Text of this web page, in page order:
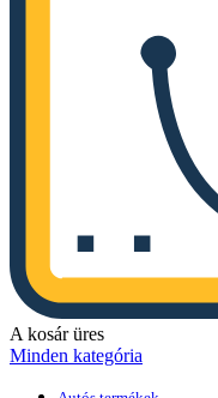
A kosár üres
Minden kategória